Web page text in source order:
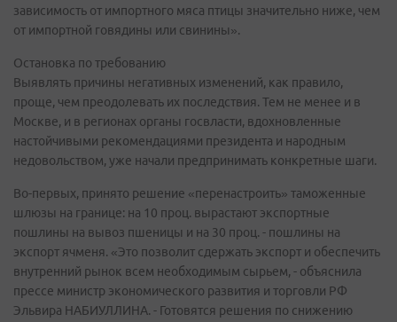
зависимость от импортного мяса птицы значительно ниже, чем
от импортной говядины или свинины».
Остановка по требованию
Выявлять причины негативных изменений, как правило,
проще, чем преодолевать их последствия. Тем не менее и в
Москве, и в регионах органы госвласти, вдохновленные
настойчивыми рекомендациями президента и народным
недовольством, уже начали предпринимать конкретные шаги.
Во-первых, принято решение «перенастроить» таможенные
шлюзы на границе: на 10 проц. вырастают экспортные
пошлины на вывоз пшеницы и на 30 проц. - пошлины на
экспорт ячменя. «Это позволит сдержать экспорт и обеспечить
внутренний рынок всем необходимым сырьем, - объяснила
прессе министр экономического развития и торговли РФ
Эльвира НАБИУЛЛИНА. - Готовятся решения по снижению